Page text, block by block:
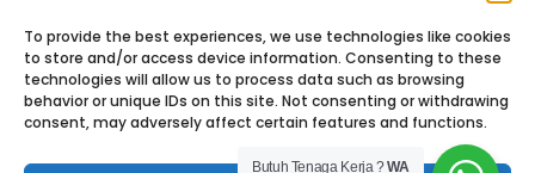
To provide the best experiences, we use technologies like cookies
to store and/or access device information. Consenting to these
technologies will allow us to process data such as browsing
behavior or unique IDs on this site. Not consenting or withdrawing
consent, may adversely affect certain features and functions.
+62 877-8831-3176
thread : cvdwiasihkebagusan
ig : cvdwiasihkebagusan
tiktok : dwiasihkebagusan
Butuh Tenaga Kerja ?WA